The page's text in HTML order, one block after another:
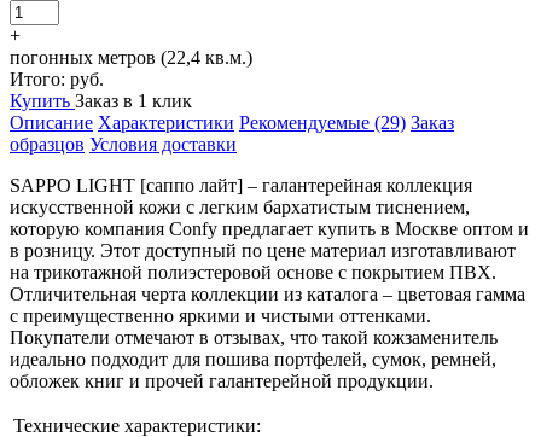
+
погонных метров (22,4 кв.м.)
Итого: руб.
Купить Заказ в 1 клик
Описание Характеристики Рекомендуемые (29) Заказ
образцов Условия доставки
SAPPO LIGHT [саппо лайт] – галантерейная коллекция
искусственной кожи с легким бархатистым тиснением,
которую компания Confy предлагает купить в Москве оптом и
в розницу. Этот доступный по цене материал изготавливают
на трикотажной полиэстеровой основе с покрытием ПВХ.
Отличительная черта коллекции из каталога – цветовая гамма
с преимущественно яркими и чистыми оттенками.
Покупатели отмечают в отзывах, что такой кожзаменитель
идеально подходит для пошива портфелей, сумок, ремней,
обложек книг и прочей галантерейной продукции.
Технические характеристики: